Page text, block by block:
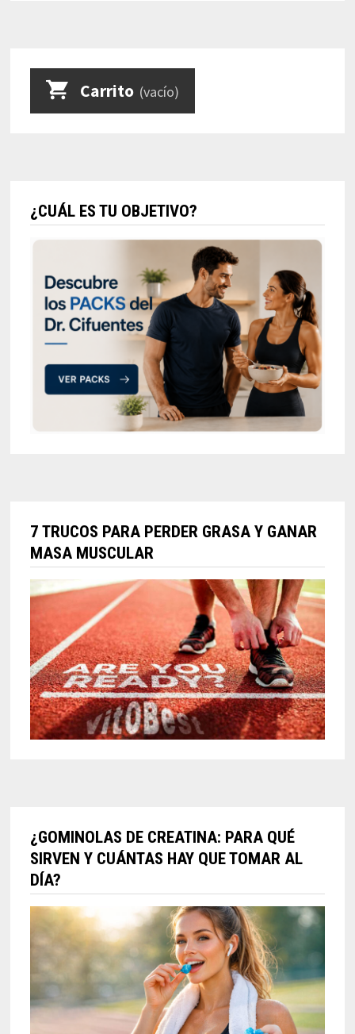
B Carrito (vacío)
¿CUÁL ES TU OBJETIVO?
7 TRUCOS PARA PERDER GRASA Y GANAR
MASA MUSCULAR
¿GOMINOLAS DE CREATINA: PARA QUÉ
SIRVEN Y CUÁNTAS HAY QUE TOMAR AL
DÍA?